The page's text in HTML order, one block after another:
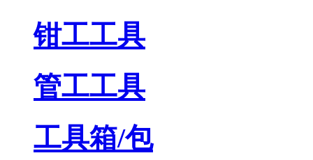
钳工工具
管工工具
工具箱/包